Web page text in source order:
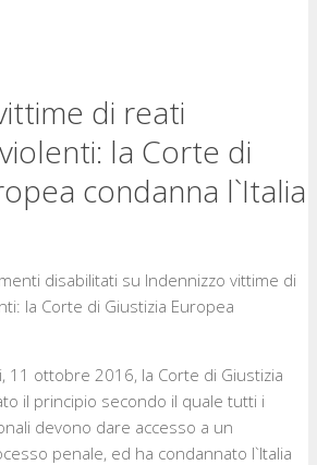
di reati
la Corte di
condanna l`Italia
disabilitati su Indennizzo vittime di
la Corte di Giustizia Europea
11 ottobre 2016, la Corte di Giustizia
il principio secondo il quale tutti i
devono dare accesso a un
penale, ed ha condannato l`Italia